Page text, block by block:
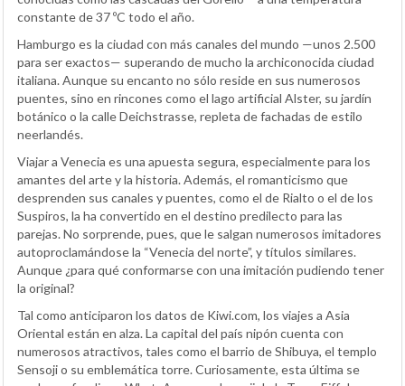
constante de 37 ºC todo el año.
Hamburgo es la ciudad con más canales del mundo —unos 2.500
para ser exactos— superando de mucho la archiconocida ciudad
italiana. Aunque su encanto no sólo reside en sus numerosos
puentes, sino en rincones como el lago artificial Alster, su jardín
botánico o la calle Deichstrasse, repleta de fachadas de estilo
neerlandés.
Viajar a Venecia es una apuesta segura, especialmente para los
amantes del arte y la historia. Además, el romanticismo que
desprenden sus canales y puentes, como el de Rialto o el de los
Suspiros, la ha convertido en el destino predilecto para las
parejas. No sorprende, pues, que le salgan numerosos imitadores
autoproclamándose la “Venecia del norte”, y títulos similares.
Aunque ¿para qué conformarse con una imitación pudiendo tener
la original?
Tal como anticiparon los datos de Kiwi.com, los viajes a Asia
Oriental están en alza. La capital del país nipón cuenta con
numerosos atractivos, tales como el barrio de Shibuya, el templo
Sensoji o su emblemática torre. Curiosamente, esta última se